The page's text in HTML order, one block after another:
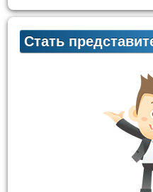
Стать